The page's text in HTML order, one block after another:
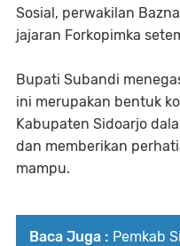
Sosial, perwakilan
jajaran Forkopimka
Bupati Subandi
ini merupakan bentuk
Kabupaten Sidoarjo
dan memberikan
mampu.
Baca Juga : Pemkab